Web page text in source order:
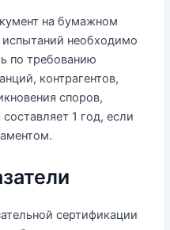
на бумажном
испытаний необходимо
по требованию
контрагентов,
споров,
1 год, если
сертификации